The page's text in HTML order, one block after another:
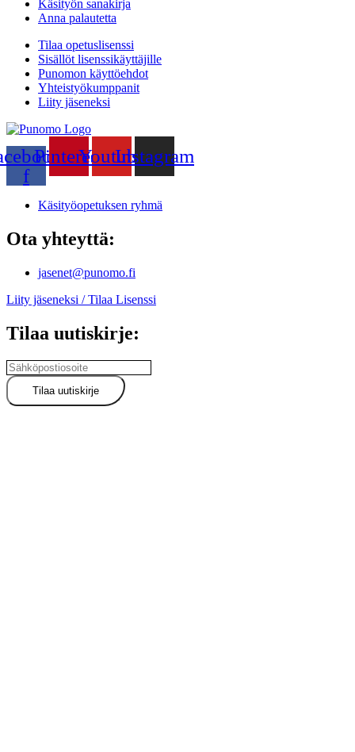
Käsityön sanakirja
Anna palautetta
Tilaa opetuslisenssi
Sisällöt lisenssikäyttäjille
Punomon käyttöehdot
Yhteistyökumppanit
Liity jäseneksi
f
PinterestYoutubeInstagram
Käsityöopetuksen ryhmä
Ota yhteyttä:
jasenet@punomo.fi
Liity jäseneksi / Tilaa Lisenssi
Tilaa uutiskirje: